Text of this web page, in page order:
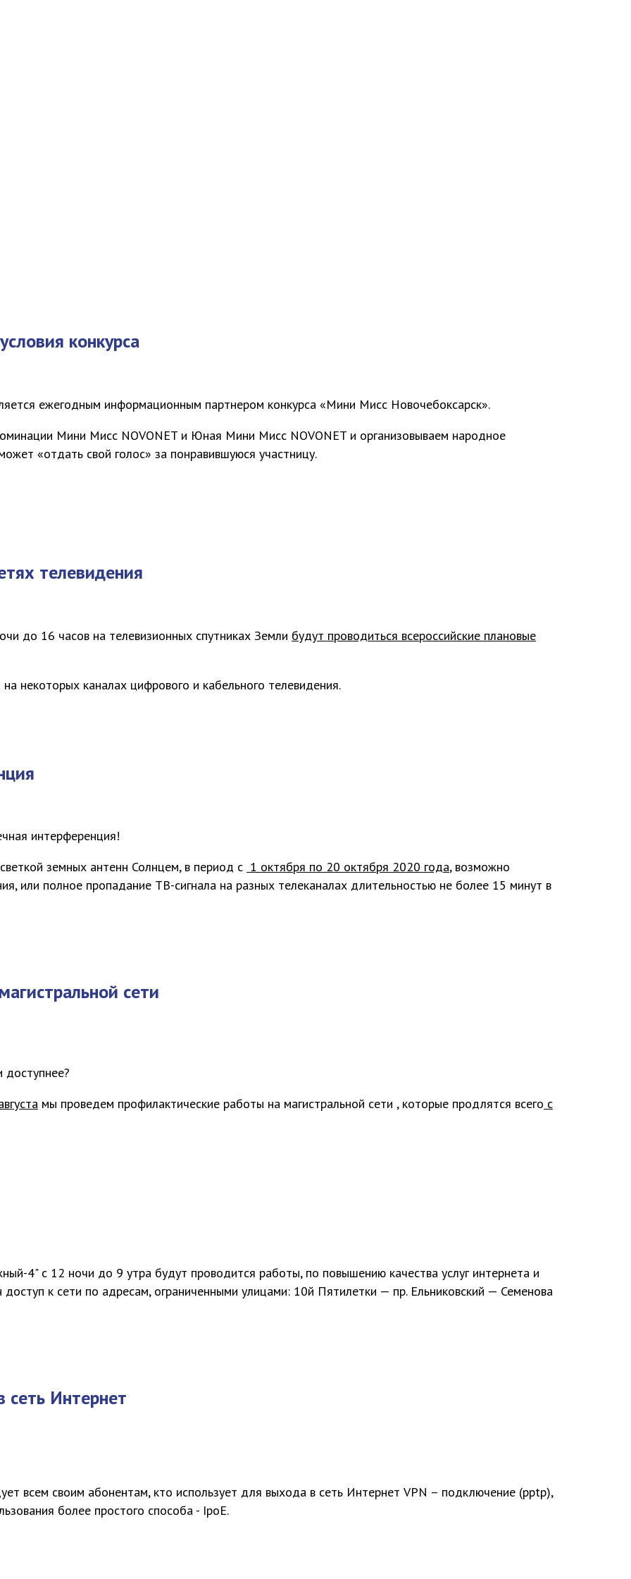
конкурса
ежегодным информационным партнером конкурса «Мини Мисс Новочебоксарск».
Мини Мисс NOVONET и Юная Мини Мисс NOVONET и организовываем народное
«отдать свой голос» за понравившуюся участницу.
телевидения
до 16 часов на телевизионных спутниках Земли будут проводиться всероссийские плановые
некоторых каналах цифрового и кабельного телевидения.
интерференция!
земных антенн Солнцем, в период с 1 октября по 20 октября 2020 года, возможно
или полное пропадание ТВ-сигнала на разных телеканалах длительностью не более 15 минут в
сети
доступнее?
мы проведем профилактические работы на магистральной сети , которые продлятся всего с
4" с 12 ночи до 9 утра будут проводится работы, по повышению качества услуг интернета и
доступ к сети по адресам, ограниченными улицами: 10й Пятилетки — пр. Ельниковский — Семенова
Интернет
всем своим абонентам, кто использует для выхода в сеть Интернет VPN – подключение (pptp),
более простого способа - IpoE.